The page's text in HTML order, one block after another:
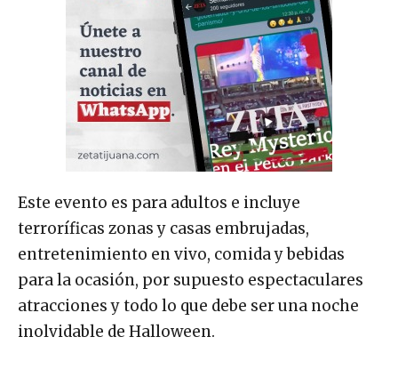
Este evento es para adultos e incluye
terroríficas zonas y casas embrujadas,
entretenimiento en vivo, comida y bebidas
para la ocasión, por supuesto espectaculares
atracciones y todo lo que debe ser una noche
inolvidable de Halloween.